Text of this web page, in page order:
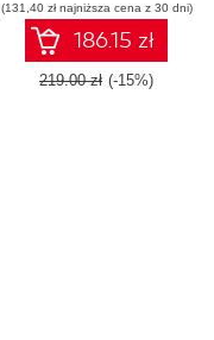
(131,40 zł najniższa cena z 30 dni)
186.15 zł
219.00 zł (-15%)